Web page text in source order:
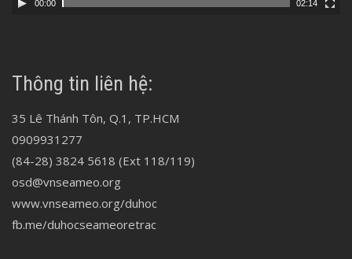
00:00 02:14
Thông tin liên hệ:
35 Lê Thánh Tôn, Q.1, TP.HCM
0909931277
(84-28) 3824 5618 (Ext 118/119)
osd@vnseameo.org
www.vnseameo.org/duhoc
fb.me/duhocseameoretrac